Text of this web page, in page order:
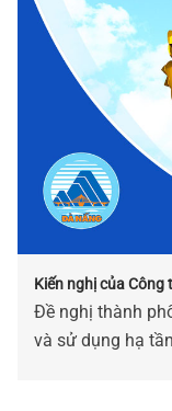
Kiến nghị của Công
Đề nghị thành
và sử dụng hạ